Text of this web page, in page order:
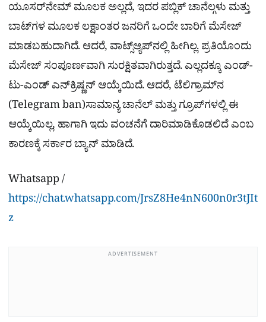
ಯೂಸರ್‌ನೇಮ್ ಮೂಲಕ ಅಲ್ಲದೆ, ಇದರ ಪಬ್ಲಿಕ್ ಚಾನೆಲ್ಗಳು ಮತ್ತು
ಬಾಟ್‌ಗಳ ಮೂಲಕ ಲಕ್ಷಾಂತರ ಜನರಿಗೆ ಒಂದೇ ಬಾರಿಗೆ ಮೆಸೇಜ್
ಮಾಡಬಹುದಾಗಿದೆ. ಆದರೆ, ವಾಟ್ಸ್ಆ್ಯಪ್‌ನಲ್ಲಿ ಹೀಗಿಲ್ಲ. ಪ್ರತಿಯೊಂದು
ಮೆಸೇಜ್ ಸಂಪೂರ್ಣವಾಗಿ ಸುರಕ್ಷಿತವಾಗಿರುತ್ತದೆ. ಎಲ್ಲದಕ್ಕೂ ಎಂಡ್-
ಟು-ಎಂಡ್ ಎನ್‌ಕ್ರಿಷ್ಣನ್ ಆಯ್ಕೆಯಿದೆ. ಆದರೆ, ಟೆಲಿಗ್ರಾಮ್‌ನ
(Telegram ban)ಸಾಮಾನ್ಯ ಚಾನೆಲ್ ಮತ್ತು ಗ್ರೂಪ್‌ಗಳಲ್ಲಿ ಈ
ಆಯ್ಕೆಯಿಲ್ಲ, ಹಾಗಾಗಿ ಇದು ವಂಚನೆಗೆ ದಾರಿಮಾಡಿಕೊಡಲಿದೆ ಎಂಬ
ಕಾರಣಕ್ಕೆ ಸರ್ಕಾರ ಬ್ಯಾನ್ ಮಾಡಿದೆ.
Whatsapp /
https://chat.whatsapp.com/JrsZ8He4nN600n0r3tJIt
z
ADVERTISEMENT